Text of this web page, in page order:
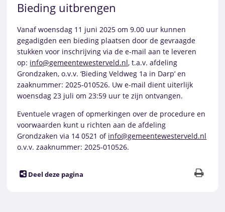
Bieding uitbrengen
Vanaf woensdag 11 juni 2025 om 9.00 uur kunnen
gegadigden een bieding plaatsen door de gevraagde
stukken voor inschrijving via de e-mail aan te leveren
op: info@gemeentewesterveld.nl, t.a.v. afdeling
Grondzaken, o.v.v. ‘Bieding Veldweg 1a in Darp’ en
zaaknummer: 2025-010526. Uw e-mail dient uiterlijk
woensdag 23 juli om 23:59 uur te zijn ontvangen.
Eventuele vragen of opmerkingen over de procedure en
voorwaarden kunt u richten aan de afdeling
Grondzaken via 14 0521 of info@gemeentewesterveld.nl
o.v.v. zaaknummer: 2025-010526.
Deel deze pagina